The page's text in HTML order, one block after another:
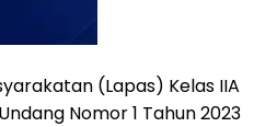
(Lapas) Kelas IIA
Nomor 1 Tahun 2023